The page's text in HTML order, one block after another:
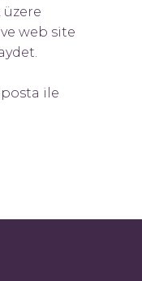
üzere
web site
posta ile